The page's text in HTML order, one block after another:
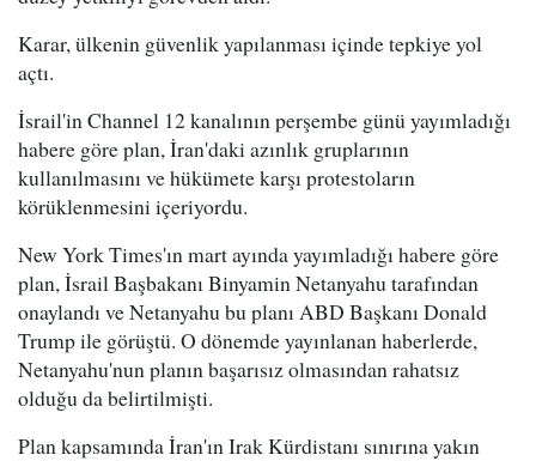
Karar, ülkenin güvenlik yapılanması içinde tepkiye yol
açtı.
İsrail'in Channel 12 kanalının perşembe günü yayımladığı
habere göre plan, İran'daki azınlık gruplarının
kullanılmasını ve hükümete karşı protestoların
körüklenmesini içeriyordu.
New York Times'ın mart ayında yayımladığı habere göre
plan, İsrail Başbakanı Binyamin Netanyahu tarafından
onaylandı ve Netanyahu bu planı ABD Başkanı Donald
Trump ile görüştü. O dönemde yayınlanan haberlerde,
Netanyahu'nun planın başarısız olmasından rahatsız
olduğu da belirtilmişti.
Plan kapsamında İran'ın Irak Kürdistanı sınırına yakın